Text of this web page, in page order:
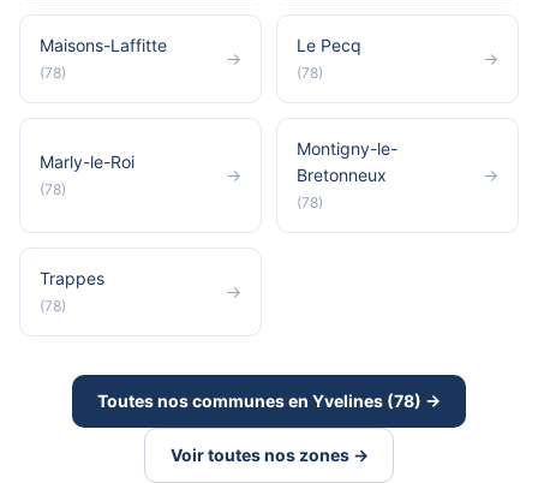
Maisons-Laffitte
(78)
→
Le Pecq
(78)
→
Marly-le-Roi
(78)
→
Montigny-le-
Bretonneux
(78)
→
Trappes
(78)
→
Toutes nos communes en Yvelines (78) →
Voir toutes nos zones →